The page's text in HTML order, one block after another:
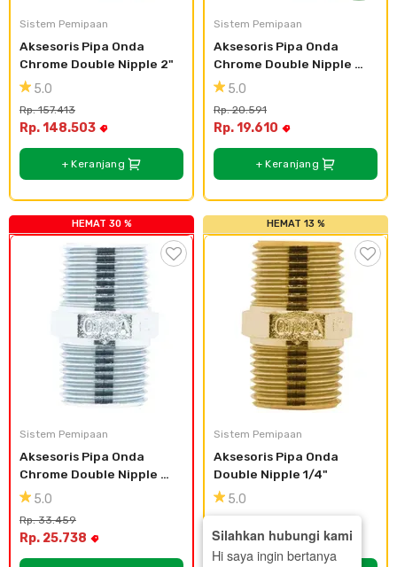
Sistem Pemipaan
Aksesoris Pipa Onda
Chrome Double Nipple 2"
5.0
Rp. 157.413
Rp. 148.503
+ Keranjang
Sistem Pemipaan
Aksesoris Pipa Onda
Chrome Double Nipple
1/4"5.0
Rp. 20.591
Rp. 19.610
+ Keranjang
HEMAT 30 %
Sistem Pemipaan
Aksesoris Pipa Onda
Chrome Double Nipple
1/2"5.0
Rp. 33.459
Rp. 25.738
HEMAT 13 %
Sistem Pemipaan
Aksesoris Pipa Onda
Double Nipple 1/4"
5.0
Rp. 18.384
Silahkan hubungi kami
Hi saya ingin bertanya